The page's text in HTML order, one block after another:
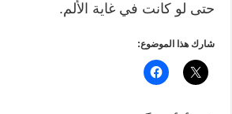
حتى لو كانت في غاية الألم.
شارك هذا الموضوع: